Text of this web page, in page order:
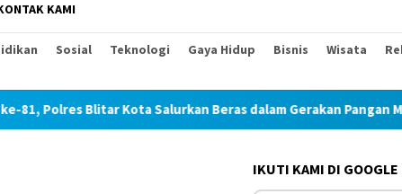
KAMI
Sosial Teknologi Gaya Hidup Bisnis Wisata
Kota Salurkan Beras dalam Gerakan Pangan Murah
IKUTI KAMI DI GOOGLE